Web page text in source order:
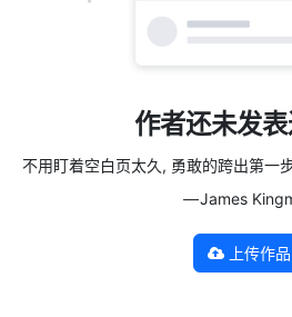
作者还未发
不用盯着空白页太久, 勇敢的跨出第一
— James
上传作品